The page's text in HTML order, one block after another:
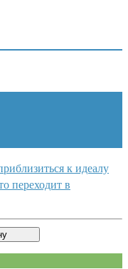
к идеалу
переходит в